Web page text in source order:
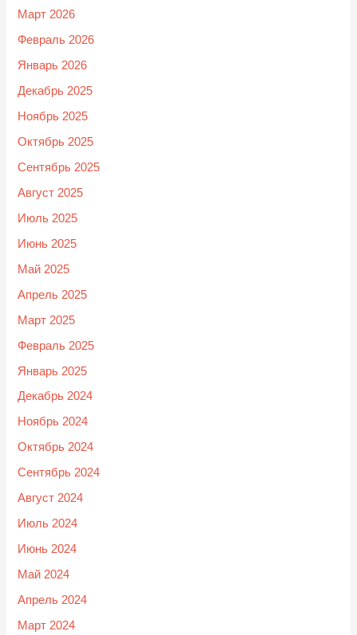
Март 2026
Февраль 2026
Январь 2026
Декабрь 2025
Ноябрь 2025
Октябрь 2025
Сентябрь 2025
Август 2025
Июль 2025
Июнь 2025
Май 2025
Апрель 2025
Март 2025
Февраль 2025
Январь 2025
Декабрь 2024
Ноябрь 2024
Октябрь 2024
Сентябрь 2024
Август 2024
Июль 2024
Июнь 2024
Май 2024
Апрель 2024
Март 2024